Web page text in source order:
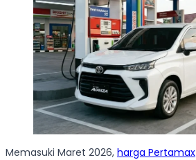
Memasuki Maret 2026, harga Pertamax